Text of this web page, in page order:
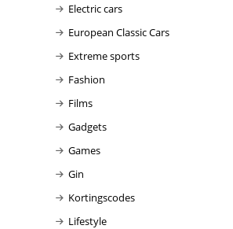
Electric cars
European Classic Cars
Extreme sports
Fashion
Films
Gadgets
Games
Gin
Kortingscodes
Lifestyle